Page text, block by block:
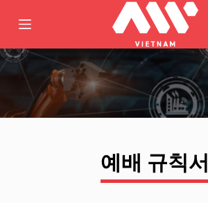
콘
츠
로
예배 규칙서